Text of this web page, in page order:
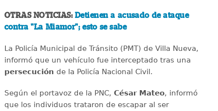
OTRAS NOTICIAS: Detienen a acusado de ataque
contra "La Miamor"; esto se sabe
La Policía Municipal de Tránsito (PMT) de Villa Nueva,
informó que un vehículo fue interceptado tras una
persecución de la Policía Nacional Civil.
Según el portavoz de la PNC, César Mateo, informó
que los individuos trataron de escapar al ser